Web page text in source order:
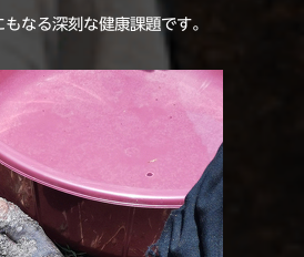
なる深刻な健康課題です。